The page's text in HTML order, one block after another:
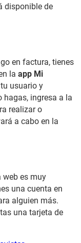
disponible de
en factura, tienes
la app Mi
usuario y
hagas, ingresa a la
realizar o
a cabo en la
web es muy
una cuenta en
alguien más.
una tarjeta de